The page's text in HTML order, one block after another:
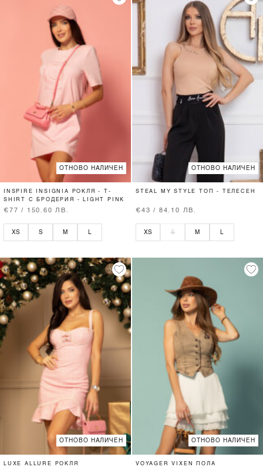
ОТНОВО НАЛИЧЕН
INSPIRE INSIGNIA РОКЛЯ - T-
SHIRT С БРОДЕРИЯ - LIGHT PINK
€77 / 150.60 ЛВ.
XS S M L
ОТНОВО НАЛИЧЕН
STEAL MY STYLE ТОП - ТЕЛЕСЕН
€43 / 84.10 ЛВ.
XS S M L
ОТНОВО НАЛИЧЕН
LUXE ALLURE РОКЛЯ
ОТНОВО НАЛИЧЕН
VOYAGER VIXEN ПОЛА